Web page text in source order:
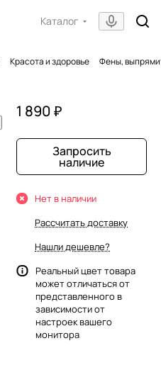
Каталог
Красота и здоровье Фены,
1 890 ₽
Запросить
наличие
Нет в наличии
Рассчитать доставку
Нашли дешевле?
Реальный цвет товара
может отличаться от
представленного в
зависимости от
настроек вашего
монитора